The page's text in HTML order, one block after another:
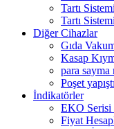
Tartı
Tartı
Diğer Cihazlar
Gıda
Kasap
para sayma
Poşet
İndikatörler
EKO Serisi
Fiyat